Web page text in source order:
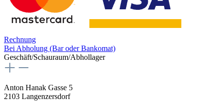
Rechnung
Bei Abholung (Bar oder Bankomat)
Geschäft/Schauraum/Abhollager
Anton Hanak Gasse 5
2103 Langenzersdorf